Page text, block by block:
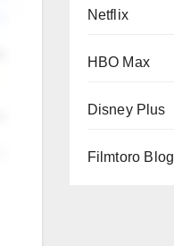
Netflix
HBO Max
Disney Plus
Filmtoro Blog